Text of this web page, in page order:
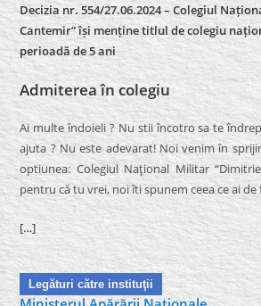
Decizia nr. 554/27.06.2024 – Colegiul
Cantemir” își menține titlul de colegiu
perioadă de 5 ani
Admiterea în colegiu
Ai multe îndoieli ? Nu stii încotro sa te
ajuta ? Nu este adevarat! Noi venim în
optiunea: Colegiul Naţional Militar
pentru că tu vrei, noi îti spunem ceea ce ai de
[…]
Legături către instituţii